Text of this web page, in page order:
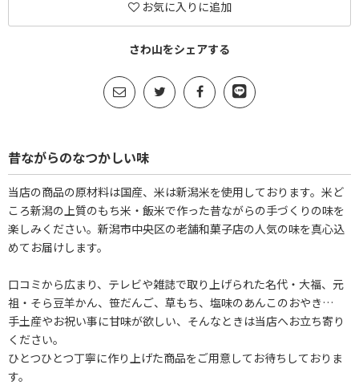
お気に入りに追加
さわ山をシェアする
昔ながらのなつかしい味
当店の商品の原材料は国産、米は新潟米を使用しております。米ど
ころ新潟の上質のもち米・飯米で作った昔ながらの手づくりの味を
楽しみください。新潟市中央区の老舗和菓子店の人気の味を真心込
めてお届けします。
口コミから広まり、テレビや雑誌で取り上げられた名代・大福、元
祖・そら豆羊かん、笹だんご、草もち、塩味のあんこのおやき…
手土産やお祝い事に甘味が欲しい、そんなときは当店へお立ち寄り
ください。
ひとつひとつ丁寧に作り上げた商品をご用意してお待ちしておりま
す。